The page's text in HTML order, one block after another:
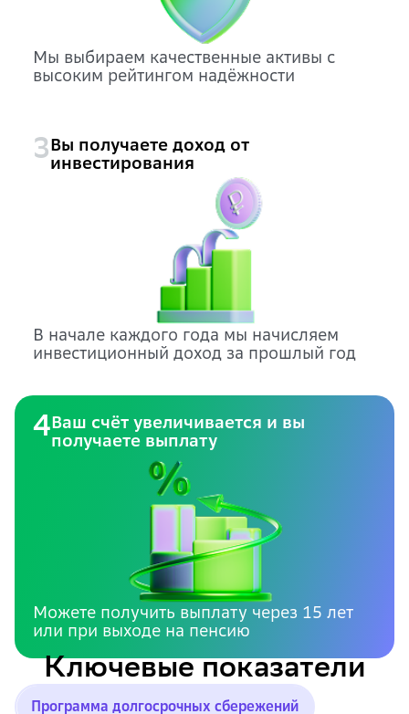
Мы выбираем качественные активы с
высоким рейтингом надёжности
3Вы получаете доход от
инвестирования
В начале каждого года мы начисляем
инвестиционный доход за прошлый год
4Ваш счёт увеличивается и вы
получаете выплату
Можете получить выплату через 15 лет
или при выходе на пенсию
Ключевые показатели
Программа долгосрочных сбережений